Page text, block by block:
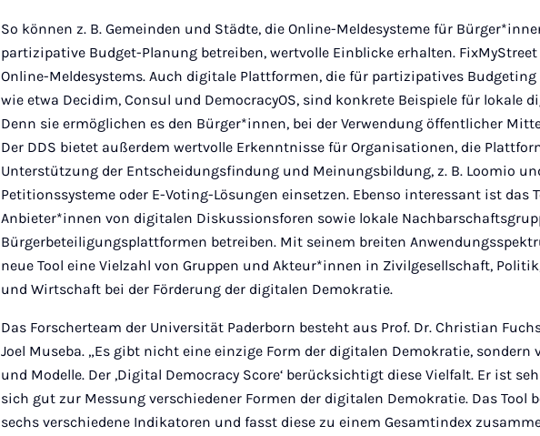
So können z. B. Gemeinden und Städte, die Online-Meldesysteme für
partizipative Budget-Planung betreiben, wertvolle Einblicke erhalten.
Online-Meldesystems. Auch digitale Plattformen, die für partizipatives Budgeting
wie etwa Decidim, Consul und DemocracyOS, sind konkrete Beispiele für lokale
Denn sie ermöglichen es den Bürger*innen, bei der Verwendung öffentlicher
Der DDS bietet außerdem wertvolle Erkenntnisse für Organisationen, die
Unterstützung der Entscheidungsfindung und Meinungsbildung, z. B. Loomio
Petitionssysteme oder E-Voting-Lösungen einsetzen. Ebenso interessant ist das
Anbieter*innen von digitalen Diskussionsforen sowie lokale
Bürgerbeteiligungsplattformen betreiben. Mit seinem breiten
neue Tool eine Vielzahl von Gruppen und Akteur*innen in Zivilgesellschaft,
und Wirtschaft bei der Förderung der digitalen Demokratie.
Das Forscherteam der Universität Paderborn besteht aus Prof. Dr. Christian
Joel Museba. „Es gibt nicht eine einzige Form der digitalen Demokratie, sondern
und Modelle. Der ,Digital Democracy Score‘ berücksichtigt diese Vielfalt. Er ist
sich gut zur Messung verschiedener Formen der digitalen Demokratie. Das Tool
sechs verschiedene Indikatoren und fasst diese zu einem Gesamtindex